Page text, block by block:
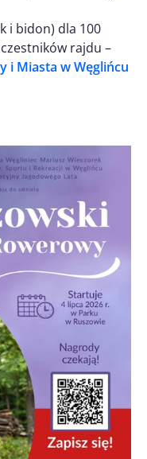
i bidon) dla 100
rajdu –
i Miasta w Węglińcu